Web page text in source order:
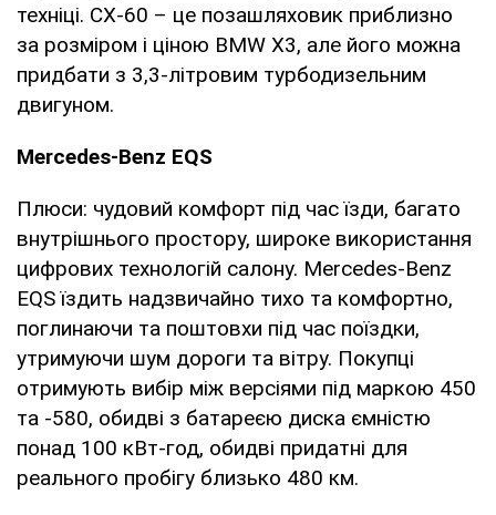
техніці. CX-60 – це позашляховик приблизно
за розміром і ціною BMW X3, але його можна
придбати з 3,3-літровим турбодизельним
двигуном.
Mercedes-Benz EQS
Плюси: чудовий комфорт під час їзди, багато
внутрішнього простору, широке використання
цифрових технологій салону. Mercedes-Benz
EQS їздить надзвичайно тихо та комфортно,
поглинаючи та поштовхи під час поїздки,
утримуючи шум дороги та вітру. Покупці
отримують вибір між версіями під маркою 450
та -580, обидві з батареєю диска ємністю
понад 100 кВт-год, обидві придатні для
реального пробігу близько 480 км.